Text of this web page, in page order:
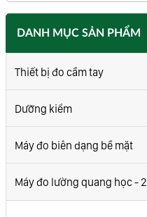
DANH MỤC SẢN PHẨM
Thiết bị đo cầm tay
Dưỡng kiểm
Máy đo biên dạng bề mặt
Máy đo lường quang học -